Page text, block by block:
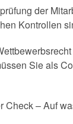
der
Kontrollen
Sie als
Check – Auf